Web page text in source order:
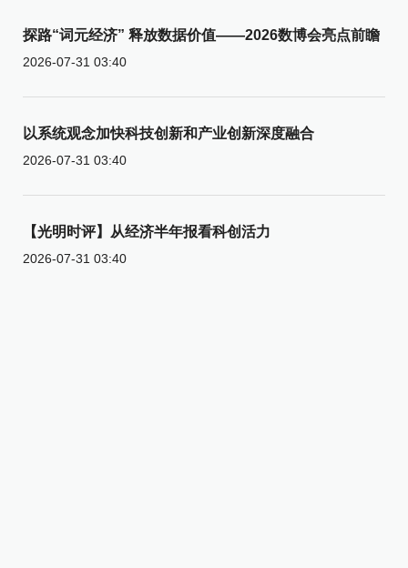
探路“词元经济” 释放数据价值——2026数博会亮点前瞻
2026-07-31 03:40
以系统观念加快科技创新和产业创新深度融合
2026-07-31 03:40
【光明时评】从经济半年报看科创活力
2026-07-31 03:40